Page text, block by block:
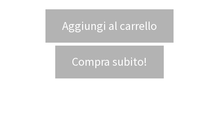
Aggiungi al carrello
Compra subito!